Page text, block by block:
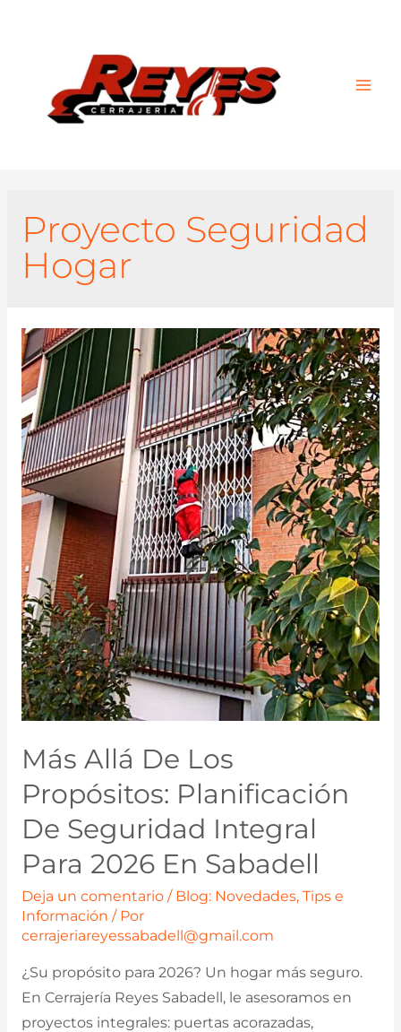
Proyecto Seguridad
Hogar
Más Allá De Los
Propósitos: Planificación
De Seguridad Integral
Para 2026 En Sabadell
Deja un comentario / Blog: Novedades, Tips e
Información / Por
cerrajeriareyessabadell@gmail.com
¿Su propósito para 2026? Un hogar más seguro.
En Cerrajería Reyes Sabadell, le asesoramos en
proyectos integrales: puertas acorazadas,